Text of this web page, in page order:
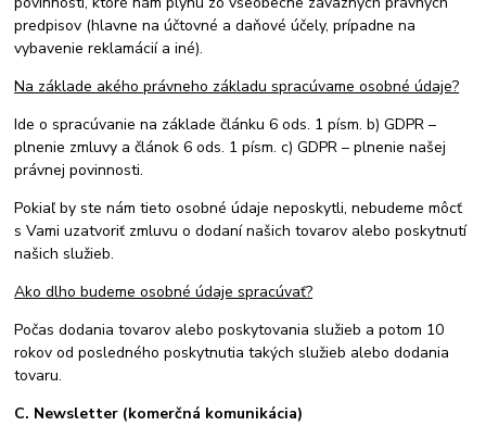
predpisov (hlavne na účtovné a daňové účely, prípadne na
vybavenie reklamácií a iné).
Na základe akého právneho základu spracúvame osobné údaje?
Ide o spracúvanie na základe článku 6 ods. 1 písm. b) GDPR –
plnenie zmluvy a článok 6 ods. 1 písm. c) GDPR – plnenie našej
právnej povinnosti.
Pokiaľ by ste nám tieto osobné údaje neposkytli, nebudeme môcť
s Vami uzatvoriť zmluvu o dodaní našich tovarov alebo poskytnutí
našich služieb.
Ako dlho budeme osobné údaje spracúvať?
Počas dodania tovarov alebo poskytovania služieb a potom 10
rokov od posledného poskytnutia takých služieb alebo dodania
tovaru.
C. Newsletter (komerčná komunikácia)